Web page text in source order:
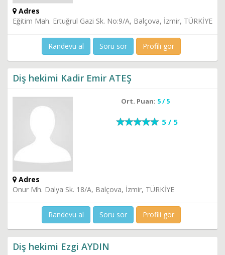
Adres
Eğitim Mah. Ertuğrul Gazi Sk. No:9/A, Balçova, İzmir, TÜRKİYE
Randevu al Soru sor Profili gör
Diş hekimi Kadir Emir ATEŞ
Ort. Puan: 5 / 5
5 / 5
Adres
Onur Mh. Dalya Sk. 18/A, Balçova, İzmir, TÜRKİYE
Randevu al Soru sor Profili gör
Diş hekimi Ezgi AYDIN